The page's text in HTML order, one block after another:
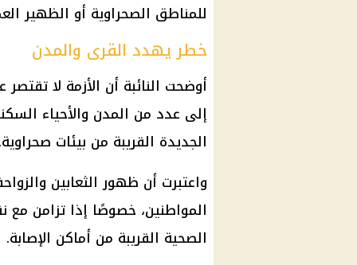
للمناطق الصحراوية أو الظهير
خطر يهدد القرى والمدن
أوضحت النائبة أن الأزمة لا
إلى عدد من المدن والأحياء
الجديدة القريبة من بيئات
واعتبرت أن ظهور الثعابين
المواطنين، خصوصًا إذا تزامن
الصحية القريبة من أماكن الإصابة.